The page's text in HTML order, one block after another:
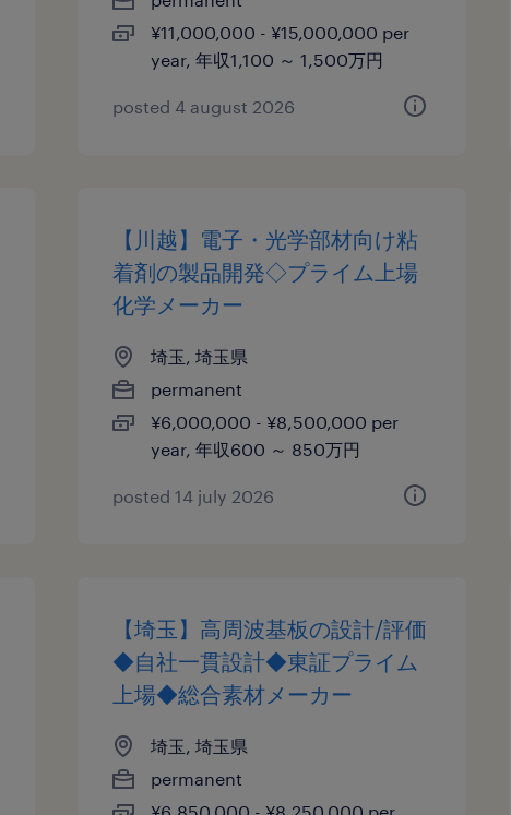
¥11,000,000 - ¥15,000,000 per
year, 年収1,100 ～ 1,500万円
posted 4 august 2026
【川越】電子・光学部材向け粘
着剤の製品開発◇プライム上場
化学メーカー
埼玉, 埼玉県
permanent
¥6,000,000 - ¥8,500,000 per
year, 年収600 ～ 850万円
posted 14 july 2026
【埼玉】高周波基板の設計/評価
◆自社一貫設計◆東証プライム
上場◆総合素材メーカー
埼玉, 埼玉県
permanent